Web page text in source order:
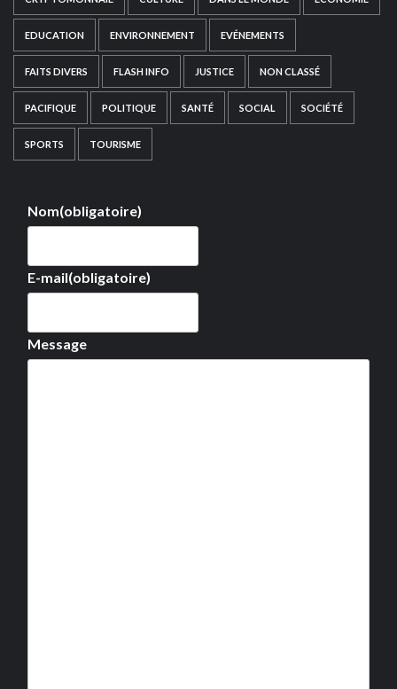
EDUCATION ENVIRONNEMENT EVÉNEMENTS
FAITS DIVERS FLASH INFO JUSTICE NON CLASSÉ
PACIFIQUE POLITIQUE SANTÉ SOCIAL SOCIÉTÉ
SPORTS TOURISME
Nom(obligatoire)
E-mail(obligatoire)
Message